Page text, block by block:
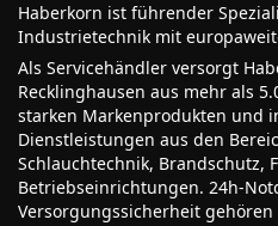
Haberkorn ist führender
Industrietechnik mit
Als Servicehändler versorgt
Recklinghausen aus mehr als
starken Markenprodukten und
Dienstleistungen aus den
Schlauchtechnik, Brandschutz,
Betriebseinrichtungen. 24h-
Versorgungssicherheit